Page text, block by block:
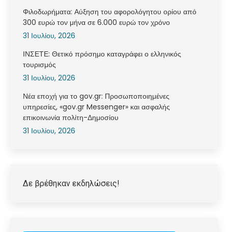
Φιλοδωρήματα: Αύξηση του αφορολόγητου ορίου από
300 ευρώ τον μήνα σε 6.000 ευρώ τον χρόνο
31 Ιουλίου, 2026
ΙΝΣΕΤΕ: Θετικό πρόσημο καταγράφει ο ελληνικός
τουρισμός
31 Ιουλίου, 2026
Νέα εποχή για το gov.gr: Προσωποποιημένες
υπηρεσίες, «gov.gr Messenger» και ασφαλής
επικοινωνία πολίτη-Δημοσίου
31 Ιουλίου, 2026
Δε βρέθηκαν εκδηλώσεις!